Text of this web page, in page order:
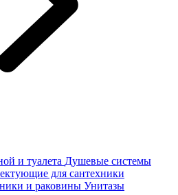
и туалета Душевые системы
для сантехники
и раковины Унитазы